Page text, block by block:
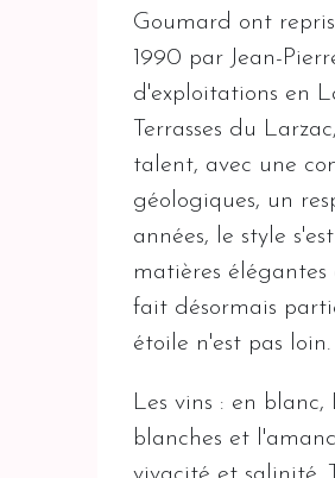
Goumard ont
1990 par Jean-
d'exploitations en
Terrasses du
talent, avec une
géologiques, un
années, le style
matières
fait désormais
étoile n'est pas loin.
Les vins : en
blanches et